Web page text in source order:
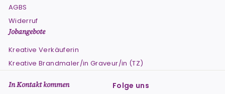
AGBS
Widerruf
Jobangebote
Kreative Verkäuferin
Kreative Brandmaler/in Graveur/in (TZ)
In Kontakt kommen Folge uns